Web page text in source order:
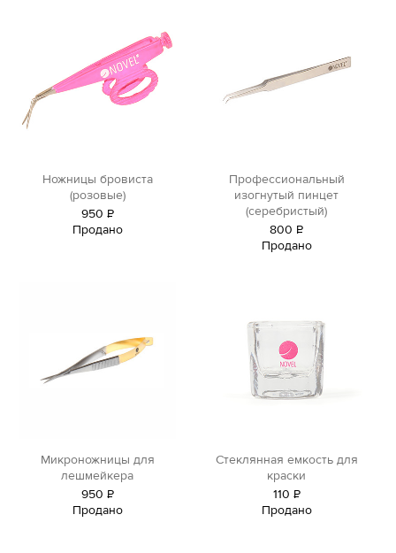
Ножницы бровиста
(розовые)
950 Р
уб.
Продано
Профессиональный
изогнутый пинцет
(серебристый)
800 Р
уб.
Продано
Микроножницы для
лешмейкера
950 Р
уб.
Продано
Стеклянная емкость для
краски
110 Р
уб.
Продано